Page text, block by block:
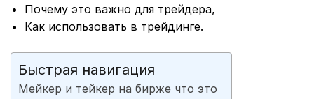
Почему это важно для трейдера,
Как использовать в трейдинге.
Быстрая навигация
Мейкер и тейкер на бирже что это